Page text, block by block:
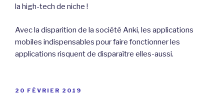
la high-tech de niche !
Avec la disparition de la société Anki, les applications
mobiles indispensables pour faire fonctionner les
applications risquent de disparaître elles-aussi.
PUBLIÉ
20 FÉVRIER 2019